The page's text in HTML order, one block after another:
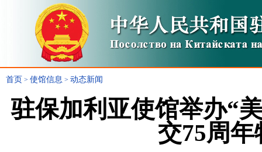
首页 > 使馆信息 > 动态新闻
驻保加利亚使馆举办“
交75周